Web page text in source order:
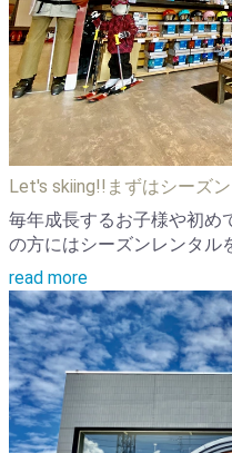
Let's skiing!!まずはシーズ
毎年成長するお子様や初め
の方にはシーズンレンタル
read more